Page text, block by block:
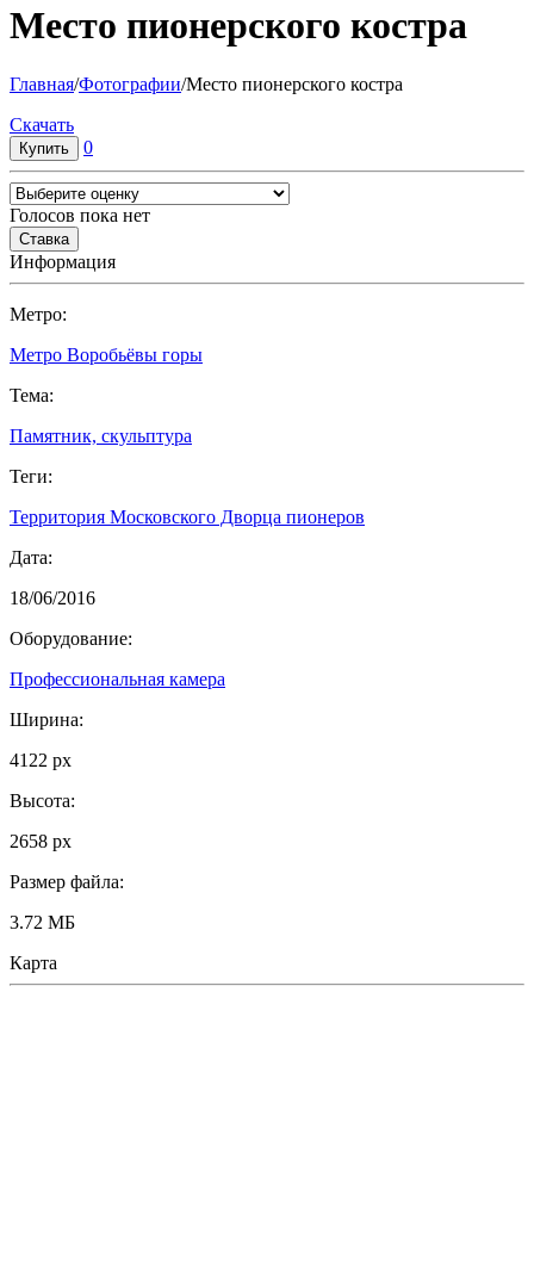
Место пионерского костра
Главная/Фотографии/Место пионерского костра
Cкачать
0
Голосов пока нет
Информация
Метро:
Метро Воробьёвы горы
Тема:
Памятник, скульптура
Теги:
Территория Московского Дворца пионеров
Дата:
18/06/2016
Оборудование:
Профессиональная камера
Ширина:
4122 px
Высота:
2658 px
Размер файла:
3.72 МБ
Карта